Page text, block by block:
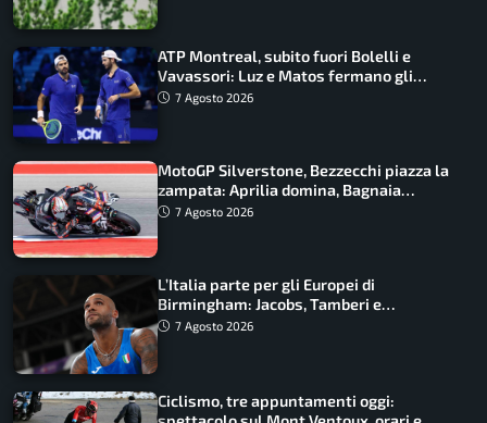
ATP Montreal, subito fuori Bolelli e
Vavassori: Luz e Matos fermano gli
azzurri
7 Agosto 2026
MotoGP Silverstone, Bezzecchi piazza la
zampata: Aprilia domina, Bagnaia
costretto al Q1
7 Agosto 2026
L’Italia parte per gli Europei di
Birmingham: Jacobs, Tamberi e
Battocletti guidano una spedizione
7 Agosto 2026
Ciclismo, tre appuntamenti oggi: